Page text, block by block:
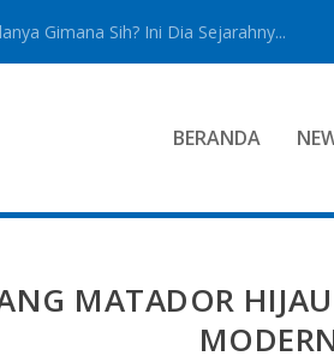
Gimana Sih? Ini Dia Sejarahny...
BERANDA
MATADOR